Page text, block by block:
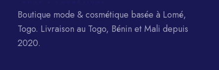
Boutique mode & cosmétique basée à Lomé,
Togo. Livraison au Togo, Bénin et Mali depuis
2020.